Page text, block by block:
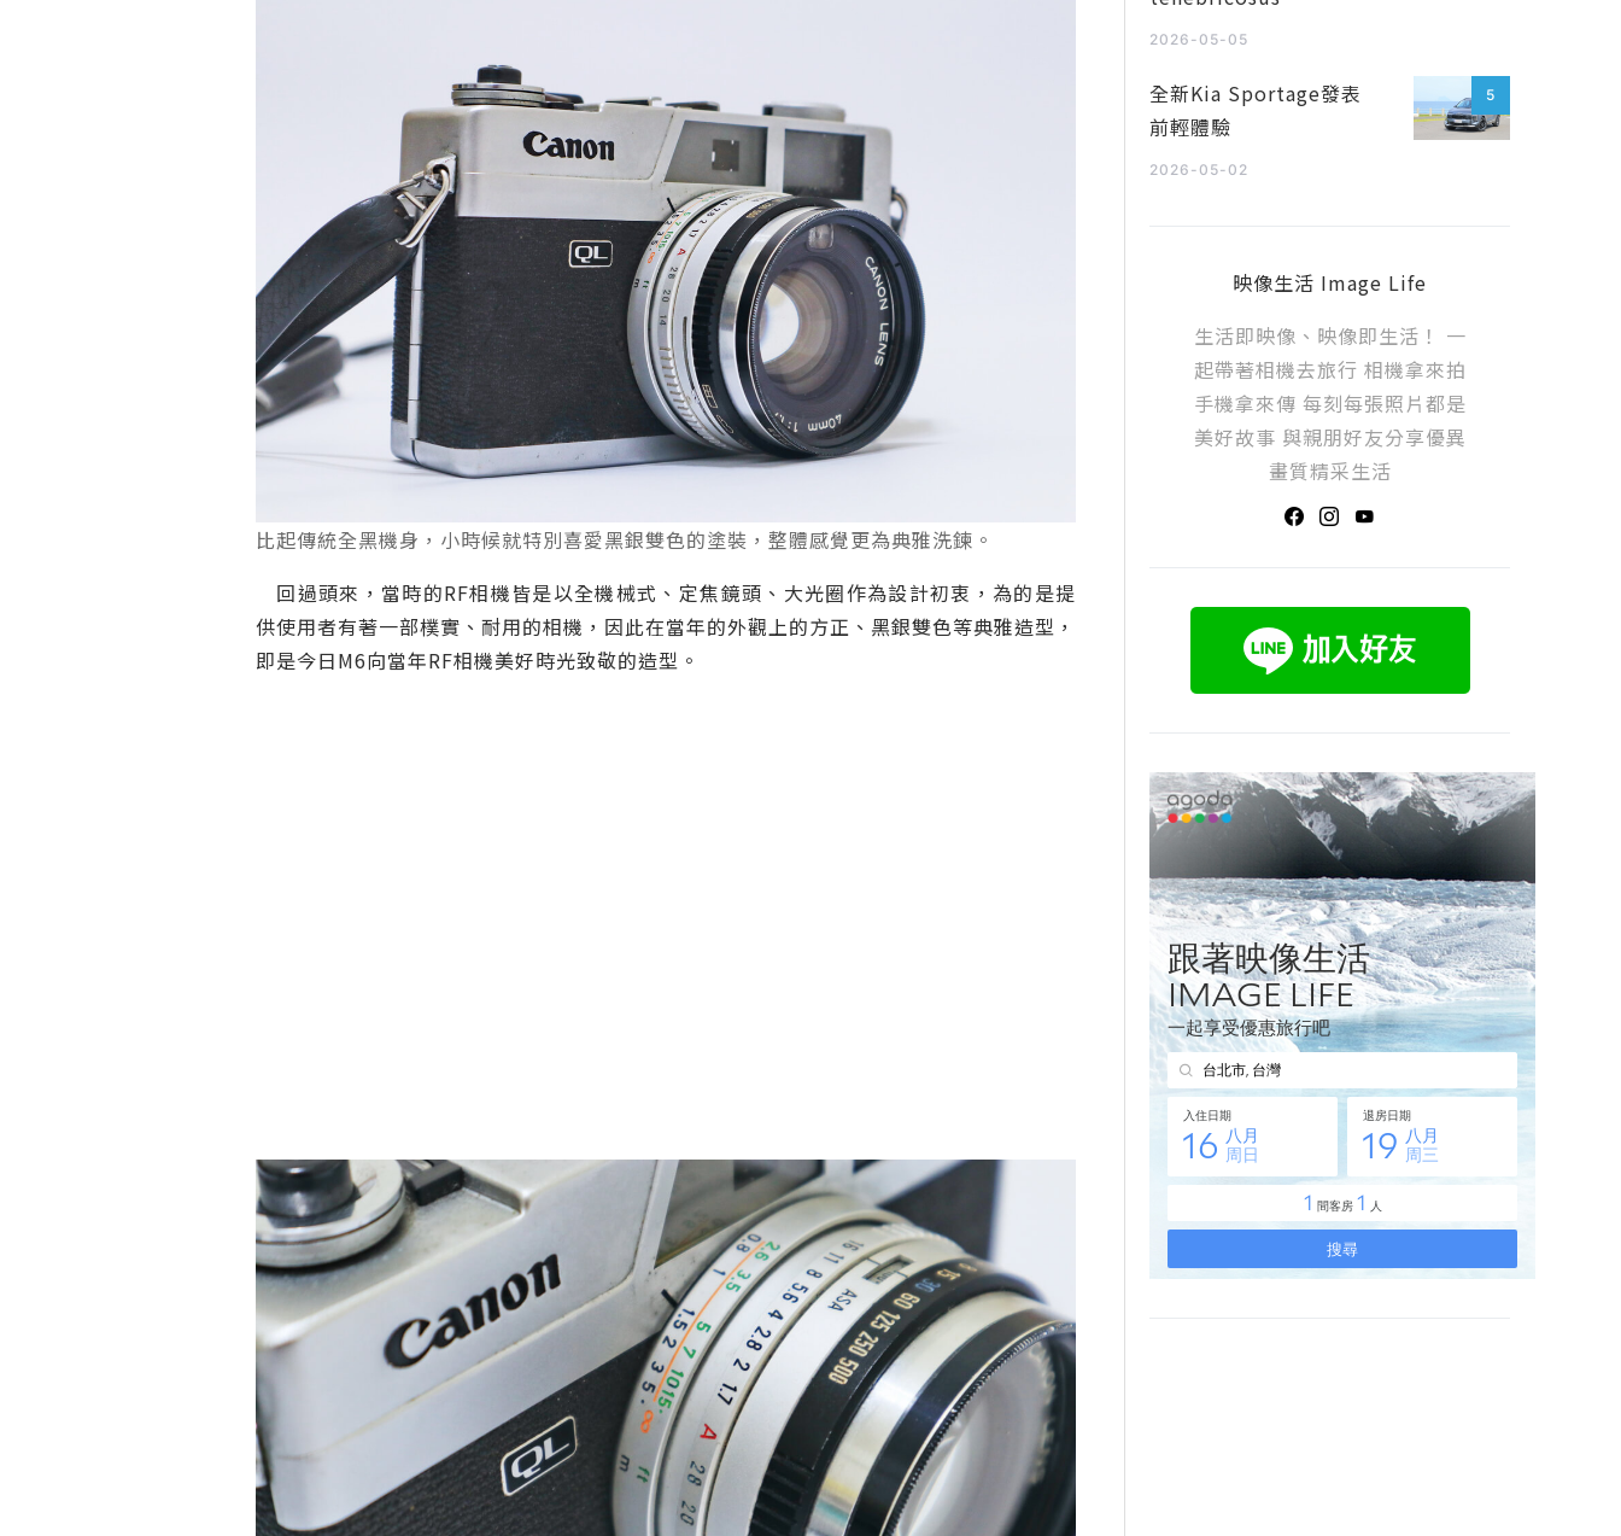
比起傳統全黑機身，小時候就特別喜愛黑銀雙色的塗裝，整體感覺更為典雅洗鍊。
回過頭來，當時的RF相機皆是以全機械式、定焦鏡頭、大光圈作為設計初衷，為的是提
供使用者有著一部樸實、耐用的相機，因此在當年的外觀上的方正、黑銀雙色等典雅造型，
即是今日M6向當年RF相機美好時光致敬的造型。
2026-05-05
5
全新Kia Sportage發表
前輕體驗
2026-05-02
映像生活 Image Life
生活即映像、映像即生活！ 一
起帶著相機去旅行 相機拿來拍
手機拿來傳 每刻每張照片都是
美好故事 與親朋好友分享優異
畫質精采生活